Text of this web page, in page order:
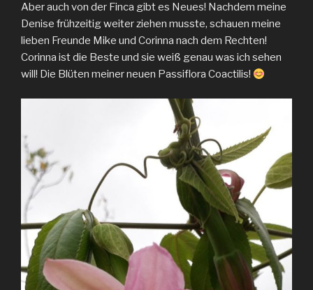
Aber auch von der Finca gibt es Neues! Nachdem meine
Denise frühzeitig weiter ziehen musste, schauen meine
lieben Freunde Mike und Corinna nach dem Rechten!
Corinna ist die Beste und sie weiß genau was ich sehen
will! Die Blüten meiner neuen Passiflora Coactilis!